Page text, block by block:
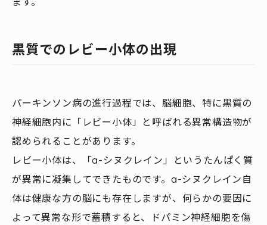
黒質でのレビー小体の出現
パーキンソン病の進行過程では、脳細胞、特に黒質の
神経細胞内に「レビー小体」と呼ばれる異常構造物が
認められることがあります。
レビー小体は、「α-シヌクレイン」というたんぱく質
が異常に凝集してできたものです。α-シヌクレイン自
体は健康な方の脳にも存在しますが、何らかの要因に
よって異常な形で蓄積すると、ドパミン神経細胞を傷